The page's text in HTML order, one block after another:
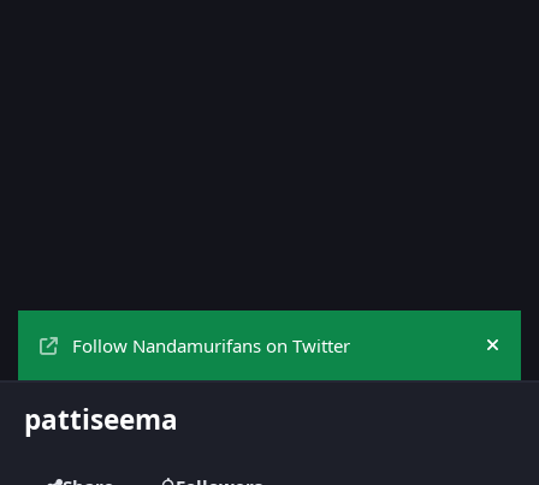
Follow Nandamurifans on Twitter Hide
pattiseema